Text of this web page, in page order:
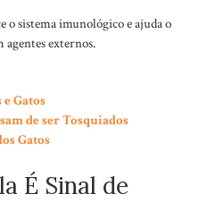
sistema imunológico e ajuda o
externos.
Gatos
de ser Tosquiados
Gatos
É Sinal de